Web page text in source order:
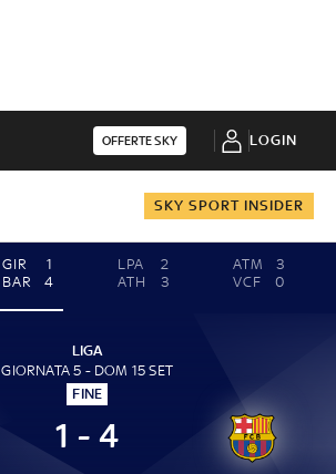
OFFERTE SKY LOGIN
SKY SPORT INSIDER
GIR
1
BAR
4
LPA
2
ATH
3
ATM
3
VCF
0
LIGA
GIORNATA 5 - DOM 15 SET
FINE
1 - 4